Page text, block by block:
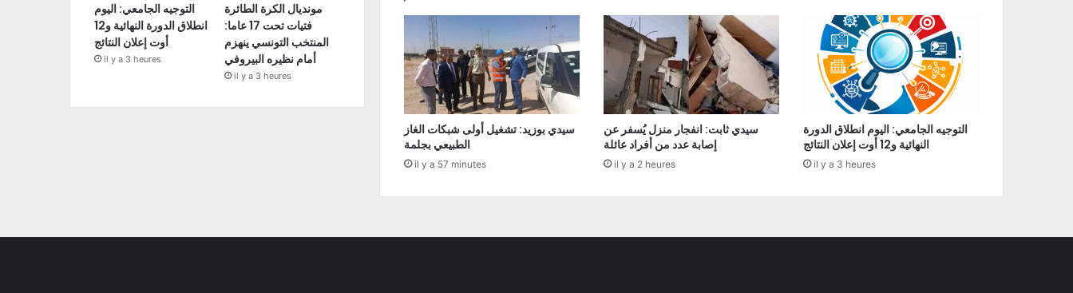
سيدي بوزيد: تشغيل أولى شبكات الغاز
الطبيعي بجلمة
il y a 57 minutes
سيدي ثابت: انفجار منزل يُسفر عن
إصابة عدد من أفراد عائلة
il y a 2 heures
التوجيه الجامعي: اليوم انطلاق الدورة
النهائية و12 أوت إعلان النتائج
il y a 3 heures
التوجيه الجامعي: اليوم
انطلاق الدورة النهائية و12
أوت إعلان النتائج
il y a 3 heures
مونديال الكرة الطائرة
فتيات تحت 17 عاما:
المنتخب التونسي ينهزم
أمام نظيره البيروفي
il y a 3 heures